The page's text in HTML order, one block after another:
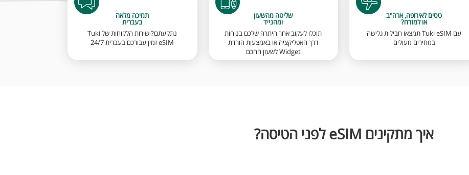
טסים לאירופה, ארה"ב
או למזרח?
עם Tuki eSIM תמצאו חבילות גלישה
במחירים מעולים
שליטה מהשעון
ומהנייד
תוכלו לעקוב אחר היתרה שלכם בנוחות
דרך האפליקציה או באמצעות הורדת
Widget לשעון החכם
תמיכה מלאה
בעברית
נתקעתם? שירות הלקוחות של Tuki
eSIM זמין עבורכם בעברית 24/7
איך מתקינים eSIM לפני הטיסה?